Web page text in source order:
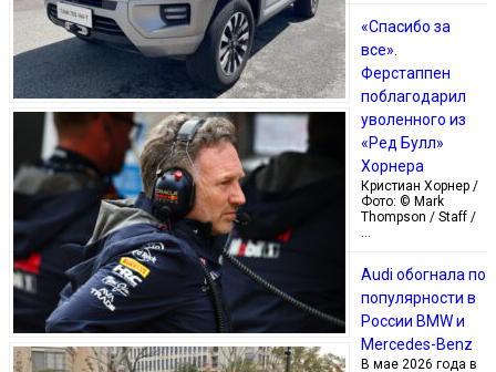
«Спасибо за
все».
Ферстаппен
поблагодарил
уволенного из
«Ред Булл»
Хорнера
Кристиан Хорнер /
Фото: © Mark
Thompson / Staff /
Audi обогнала по
популярности в
России BMW и
Mercedes-Benz
В мае 2026 года в